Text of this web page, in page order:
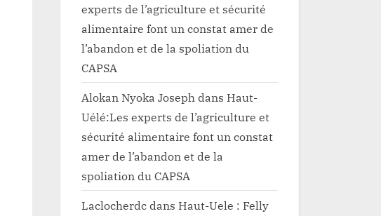
experts de l’agriculture et sécurité
alimentaire font un constat amer de
l’abandon et de la spoliation du
CAPSA
Alokan Nyoka Joseph dans Haut-
Uélé:Les experts de l’agriculture et
sécurité alimentaire font un constat
amer de l’abandon et de la
spoliation du CAPSA
Laclocherdcdans Haut-Uele : Felly